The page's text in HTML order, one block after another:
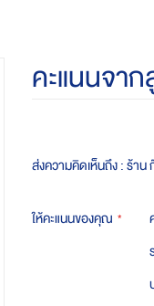
คะแนนจา
ส่งความคิดเห็นถึง : ร้าน
ให้คะแนนของคุณ